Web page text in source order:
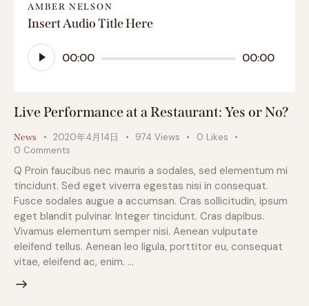
AMBER NELSON
Insert Audio Title Here
音
声
プ
ヤ
ー
00:00 00:00
Live Performance at a Restaurant: Yes or No?
News 2020年4月14日 974 Views 0 Likes
0 Comments
Q Proin faucibus nec mauris a sodales, sed elementum mi
tincidunt. Sed eget viverra egestas nisi in consequat.
Fusce sodales augue a accumsan. Cras sollicitudin, ipsum
eget blandit pulvinar. Integer tincidunt. Cras dapibus.
Vivamus elementum semper nisi. Aenean vulputate
eleifend tellus. Aenean leo ligula, porttitor eu, consequat
vitae, eleifend ac, enim. …